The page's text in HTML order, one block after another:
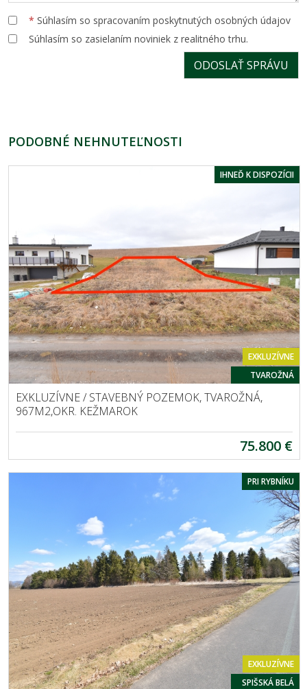
* Súhlasím so spracovaním poskytnutých osobných údajov
Súhlasím so zasielaním noviniek z realitného trhu.
PODOBNÉ NEHNUTEĽNOSTI
IHNEĎ K DISPOZÍCII
EXKLUZÍVNE
TVAROŽNÁ
EXKLUZÍVNE / STAVEBNÝ POZEMOK, TVAROŽNÁ,
967M2,OKR. KEŽMAROK
75.800 €
PRI RYBNÍKU
EXKLUZÍVNE
SPIŠSKÁ BELÁ